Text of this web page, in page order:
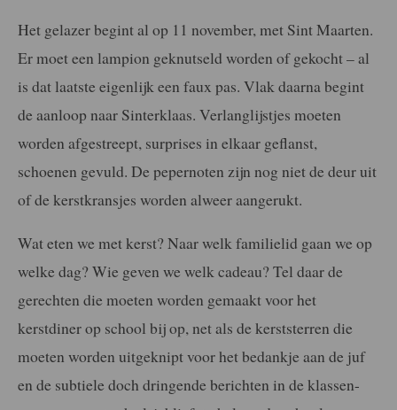
Het gelazer begint al op 11 november, met Sint Maarten.
Er moet een lampion geknutseld worden of gekocht – al
is dat laatste eigenlijk een faux pas. Vlak daarna begint
de aanloop naar Sinterklaas. Verlanglijstjes moeten
worden afgestreept, surprises in elkaar geflanst,
schoenen gevuld. De pepernoten zijn nog niet de deur uit
of de kerstkransjes worden alweer aangerukt.
Wat eten we met kerst? Naar welk familielid gaan we op
welke dag? Wie geven we welk cadeau? Tel daar de
gerechten die moeten worden gemaakt voor het
kerstdiner op school bij op, net als de kerststerren die
moeten worden uitgeknipt voor het bedankje aan de juf
en de subtiele doch dringende berichten in de klassen-